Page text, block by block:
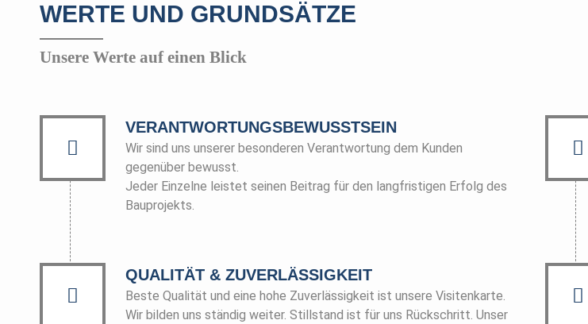
WERTE UND GRUNDSÄTZE
Unsere Werte auf einen Blick
VERANTWORTUNGSBEWUSSTSEIN
Wir sind uns unserer besonderen Verantwortung dem Kunden
gegenüber bewusst.
Jeder Einzelne leistet seinen Beitrag für den langfristigen Erfolg des
Bauprojekts.
QUALITÄT & ZUVERLÄSSIGKEIT
Beste Qualität und eine hohe Zuverlässigkeit ist unsere Visitenkarte.
Wir bilden uns ständig weiter. Stillstand ist für uns Rückschritt. Unser